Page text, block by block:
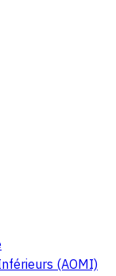
(AOMI)